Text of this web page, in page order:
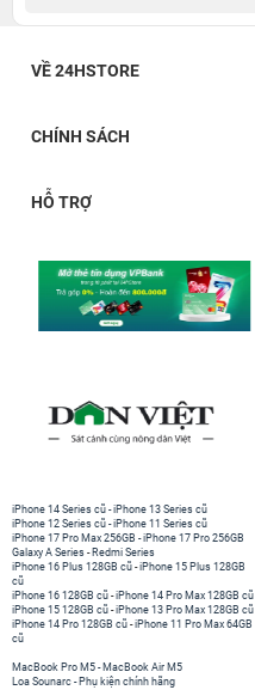
VỀ 24HSTORE
CHÍNH SÁCH
HỖ TRỢ
iPhone 14 Series cũ -iPhone 13 Series cũ
iPhone 12 Series cũ -iPhone 11 Series cũ
iPhone 17 Pro Max 256GB -iPhone 17 Pro 256GB
Galaxy A Series - Redmi Series
iPhone 16 Plus 128GB cũ -iPhone 15 Plus 128GB
cũ
iPhone 16 128GB cũ -iPhone 14 Pro Max 128GB cũ
iPhone 15 128GB cũ -iPhone 13 Pro Max 128GB cũ
iPhone 14 Pro 128GB cũ -iPhone 11 Pro Max 64GB
cũ
MacBook Pro M5 - MacBook Air M5
Loa Sounarc - Phụ kiện chính hãng